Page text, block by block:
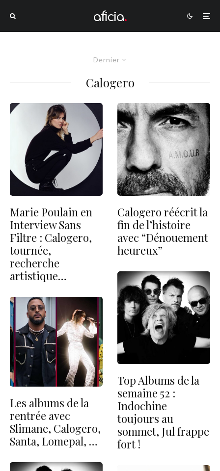
Dernier
Calogero
Marie Poulain en
Interview Sans
Filtre : Calogero,
tournée,
recherche
artistique…
Les albums de la
rentrée avec
Slimane, Calogero,
Santa, Lomepal, …
Calogero réécrit la
fin de l’histoire
avec “Dénouement
heureux”
Top Albums de la
semaine 52 :
Indochine
toujours au
sommet, Jul frappe
fort !